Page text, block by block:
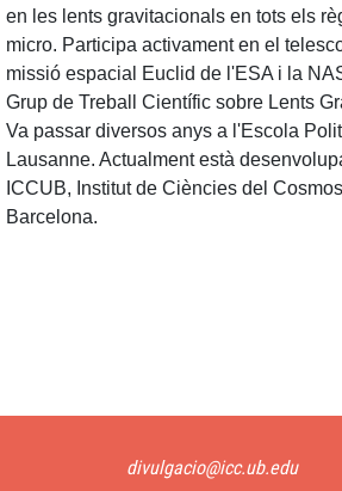
en les lents gravitacionals en tots els
micro. Participa activament en el
missió espacial Euclid de l'ESA i la
Grup de Treball Científic sobre Lents
Va passar diversos anys a l'Escola
Lausanne. Actualment està
ICCUB, Institut de Ciències del
Barcelona.
divulgacio@icc.ub.edu